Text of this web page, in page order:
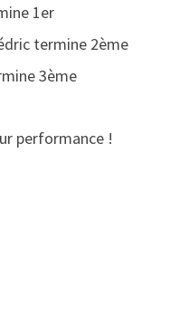
1er
termine 2ème
3ème
performance !